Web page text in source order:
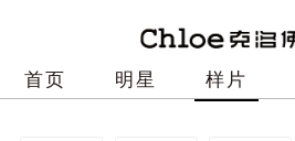
首页 明星 样片